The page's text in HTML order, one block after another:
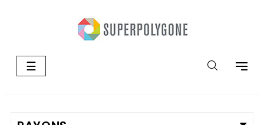
Basculer
la
☰